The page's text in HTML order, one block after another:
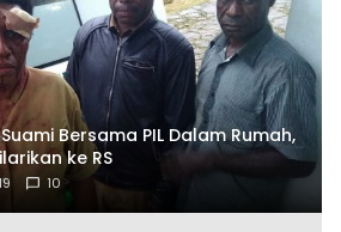
Bersama PIL Dalam Rumah,
ke RS
10